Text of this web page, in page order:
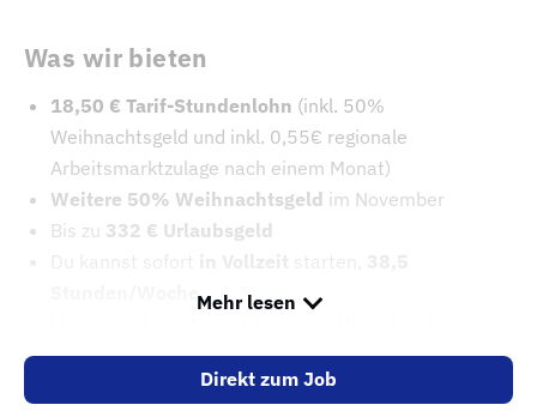
Was wir bieten
18,50 € Tarif-Stundenlohn (inkl. 50%
Weihnachtsgeld und inkl. 0,55€ regionale
Arbeitsmarktzulage nach einem Monat)
Weitere 50% Weihnachtsgeld im November
Bis zu 332 € Urlaubsgeld
Stunden/Woche
zusätzlichen Vergütungdurch bspw. freiwillige
Mehr lesen
Direkt zum Job